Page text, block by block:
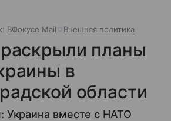
ВФокусе Mail Внешняя политика
планы
в
области
Украина вместе с НАТО